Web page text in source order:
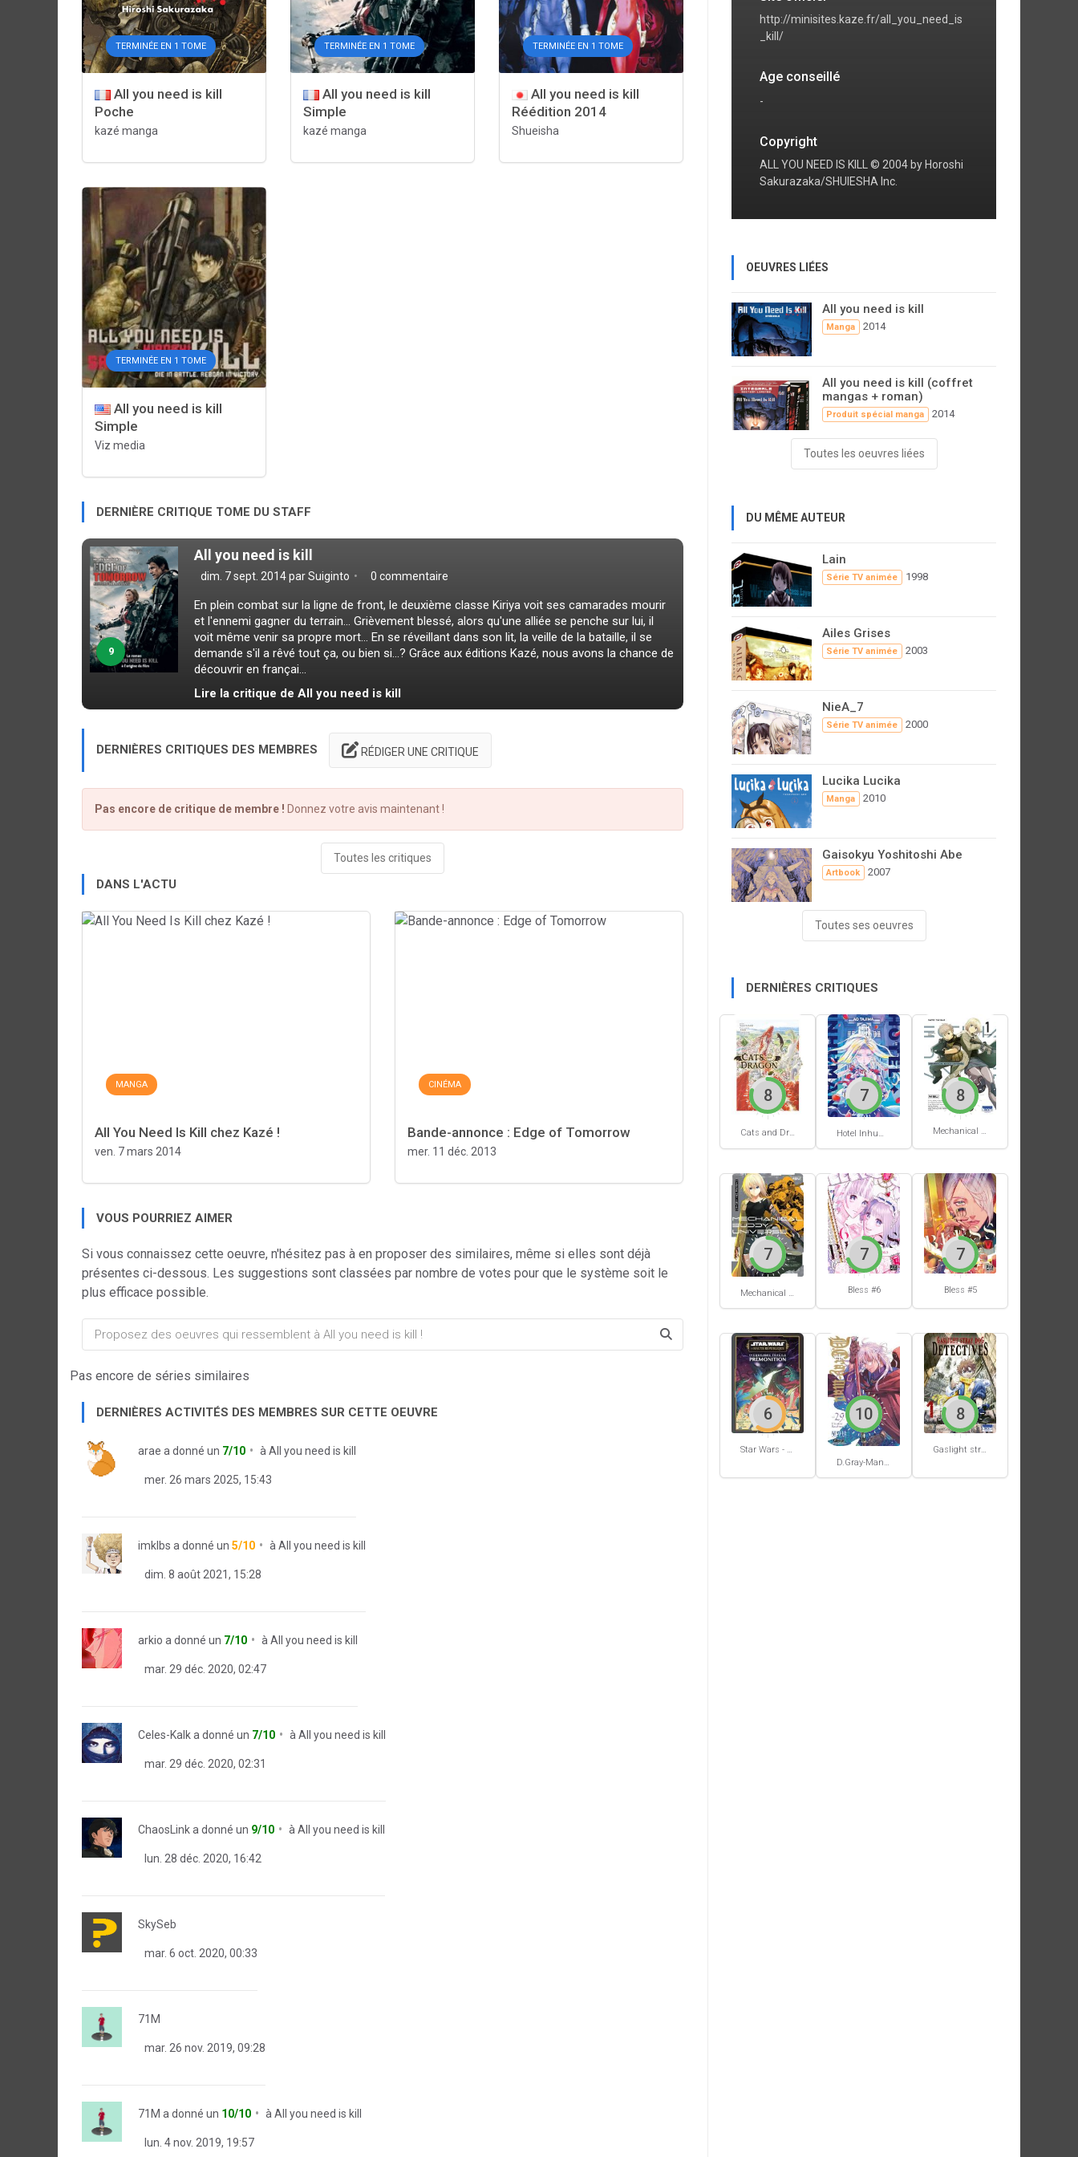
TERMINÉE EN 1 TOME
All you need is kill
Poche
kazé manga
TERMINÉE EN 1 TOME
All you need is kill
Simple
kazé manga
TERMINÉE EN 1 TOME
All you need is kill
Réédition 2014
Shueisha
TERMINÉE EN 1 TOME
All you need is kill
Simple
Viz media
DERNIÈRE CRITIQUE TOME DU STAFF
9
All you need is kill
dim. 7 sept. 2014 parSuiginto 0 commentaire
En plein combat sur la ligne de front, le deuxième classe Kiriya voit ses camarades mourir
et l'ennemi gagner du terrain... Grièvement blessé, alors qu'une alliée se penche sur lui, il
voit même venir sa propre mort... En se réveillant dans son lit, la veille de la bataille, il se
demande s'il a rêvé tout ça, ou bien si...? Grâce aux éditions Kazé, nous avons la chance de
découvrir en françai...
Lire la critique de All you need is kill
DERNIÈRES CRITIQUES DES MEMBRES RÉDIGER UNE CRITIQUE
Pas encore de critique de membre ! Donnez votre avis maintenant !
Toutes les critiques
DANS L'ACTU
MANGA
All You Need Is Kill chez Kazé !
ven. 7 mars 2014
CINÉMA
Bande-annonce : Edge of Tomorrow
mer. 11 déc. 2013
VOUS POURRIEZ AIMER
Si vous connaissez cette oeuvre, n'hésitez pas à en proposer des similaires, même si elles sont déjà
présentes ci-dessous. Les suggestions sont classées par nombre de votes pour que le système soit le
plus efficace possible.
Pas encore de séries similaires
DERNIÈRES ACTIVITÉS DES MEMBRES SUR CETTE OEUVRE
arae a donné un 7/10 à All you need is kill
mer. 26 mars 2025, 15:43
imklbs a donné un 5/10 à All you need is kill
dim. 8 août 2021, 15:28
arkio a donné un 7/10 à All you need is kill
mar. 29 déc. 2020, 02:47
Celes-Kalka donné un 7/10 à All you need is kill
mar. 29 déc. 2020, 02:31
ChaosLinka donné un 9/10 à All you need is kill
lun. 28 déc. 2020, 16:42
SkySeb
mar. 6 oct. 2020, 00:33
71M
mar. 26 nov. 2019, 09:28
71M a donné un 10/10 à All you need is kill
lun. 4 nov. 2019, 19:57
http://minisites.kaze.fr/all_you_need_is
_kill/
Age conseillé
-
Copyright
ALL YOU NEED IS KILL © 2004 by Horoshi
Sakurazaka/SHUIESHA Inc.
OEUVRES LIÉES
All you need is kill
Manga 2014
All you need is kill (coffret
mangas + roman)
Produit spécial manga 2014
Toutes les oeuvres liées
DU MÊME AUTEUR
Lain
Série TV animée 1998
Ailes Grises
Série TV animée 2003
NieA_7
Série TV animée 2000
Lucika Lucika
Manga 2010
Gaisokyu Yoshitoshi Abe
Artbook 2007
Toutes ses oeuvres
DERNIÈRES CRITIQUES
Cats and Dragon #3
8
Hotel Inhumans #1
7
Mechanical Buddy Universe #1
8
Mechanical Buddy Universe #0
7
Bless #6
7
Bless #5
7
6
D.Gray-Man #29
10 8